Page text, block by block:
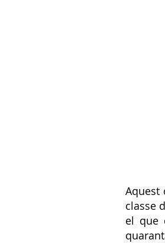
Aquest
classe
el que